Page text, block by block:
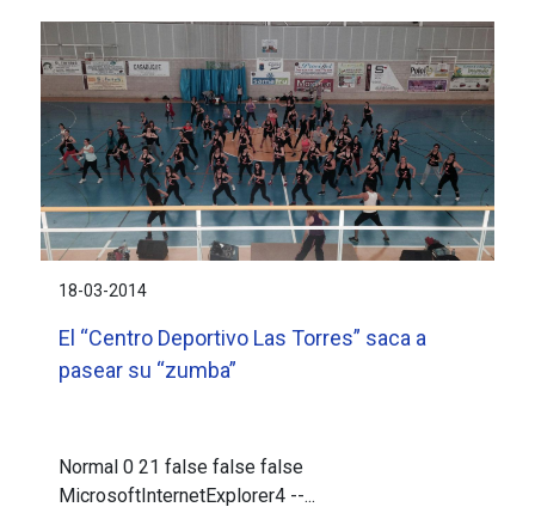
18-03-2014
El “Centro Deportivo Las Torres” saca a
pasear su “zumba”
Normal 0 21 false false false
MicrosoftInternetExplorer4 --...